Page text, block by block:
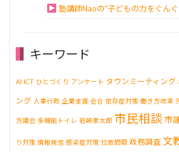
塾講師Naoの“子どもの力をぐん
キーワード
AI ICT ひとづくり アンケート タウンミーティング
ング 人事行政 企業支援 会合 依存症対策 働き方改革
方議会 多機能トイレ 岩崎孝太郎 市民相談 市
り対策 情報発信 感染症対策 拉致問題 政務調査 文